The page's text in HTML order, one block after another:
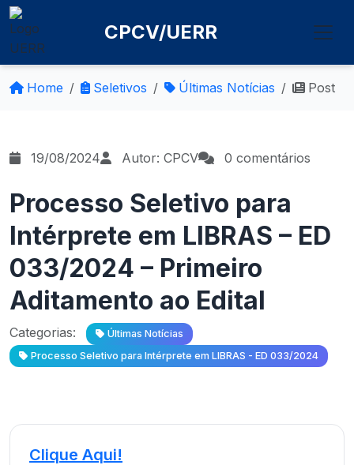
CPCV/UERR
Home Seletivos Últimas Notícias Post
19/08/2024 Autor: CPCV 0 comentários
Processo Seletivo para
Intérprete em LIBRAS – ED
033/2024 – Primeiro
Aditamento ao Edital
Categorias:
Últimas Notícias
Processo Seletivo para Intérprete em LIBRAS - ED 033/2024
Clique Aqui!